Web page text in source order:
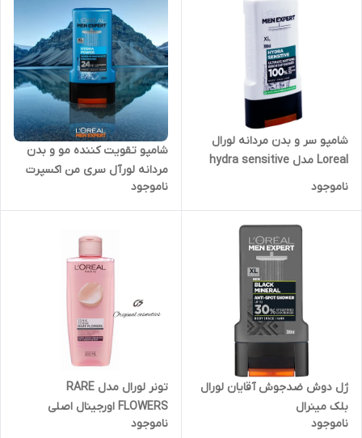
شامپو سر و بدن مردانه لورال
Loreal مدل hydra sensitive
ناموجود
شامپو تقویت کننده مو و بدن
مردانه لورآل سری من اکسپرت
مدل Hydra Power
ناموجود
ژل دوش ضدجوش آقایان لورال
بلک مینرال
ناموجود
تونر لورال مدل RARE
FLOWERS اورجینال اصلی
ناموجود